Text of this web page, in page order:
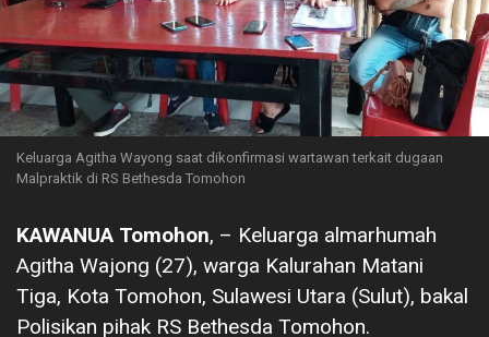
Keluarga Agitha Wayong saat dikonfirmasi wartawan terkait dugaan
Malpraktik di RS Bethesda Tomohon
KAWANUA Tomohon, – Keluarga almarhumah
Agitha Wajong (27), warga Kalurahan Matani
Tiga, Kota Tomohon, Sulawesi Utara (Sulut), bakal
Polisikan pihak RS Bethesda Tomohon.